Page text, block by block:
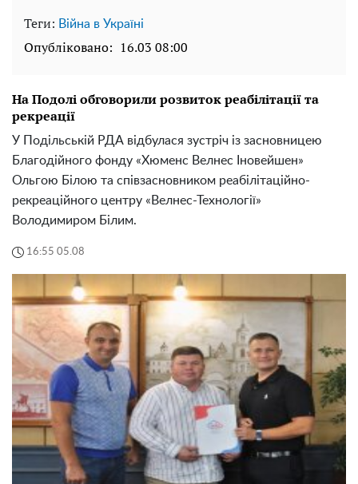
Теги: Війна в Україні
Опубліковано: 16.03 08:00
На Подолі обговорили розвиток реабілітації та
рекреації
У Подільській РДА відбулася зустріч із засновницею
Благодійного фонду «Хюменс Велнес Іновейшен»
Ольгою Білою та співзасновником реабілітаційно-
рекреаційного центру «Велнес-Технології»
Володимиром Білим.
16:55 05.08